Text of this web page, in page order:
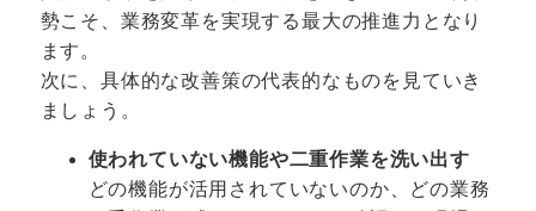
勢こそ、業務変革を実現する最大の推進力となり
ます。
次に、具体的な改善策の代表的なものを見ていき
ましょう。
使われていない機能や二重作業を洗い出す
どの機能が活用されていないのか、どの業務